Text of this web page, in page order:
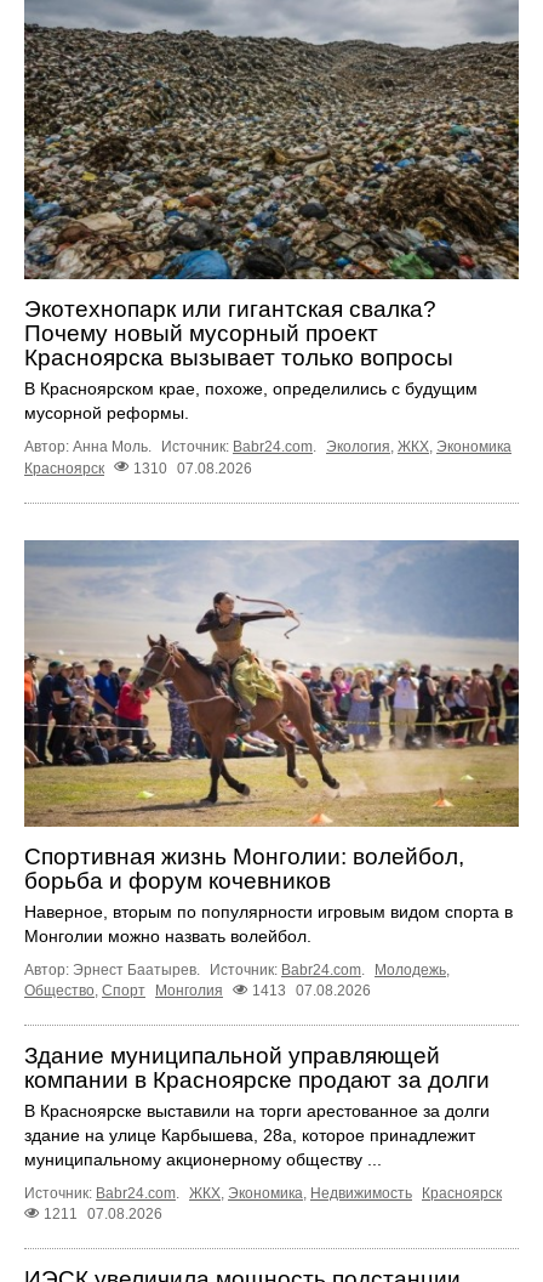
Экотехнопарк или гигантская свалка?
Почему новый мусорный проект
Красноярска вызывает только вопросы
В Красноярском крае, похоже, определились с будущим
мусорной реформы.
Автор: Анна Моль. Источник: Babr24.com. Экология, ЖКХ, Экономика
Красноярск
1310 07.08.2026
Спортивная жизнь Монголии: волейбол,
борьба и форум кочевников
Наверное, вторым по популярности игровым видом спорта в
Монголии можно назвать волейбол.
Автор: Эрнест Баатырев. Источник: Babr24.com. Молодежь,
Общество, Спорт Монголия 1413 07.08.2026
Здание муниципальной управляющей
компании в Красноярске продают за долги
В Красноярске выставили на торги арестованное за долги
здание на улице Карбышева, 28а, которое принадлежит
муниципальному акционерному обществу ...
Источник: Babr24.com. ЖКХ, Экономика, Недвижимость
Красноярск
1211
07.08.2026